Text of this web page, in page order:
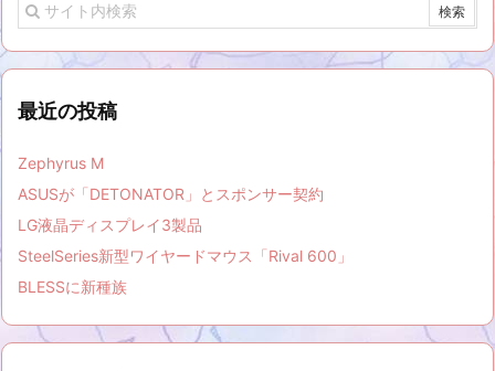
最近の投稿
Zephyrus M
ASUSが「DETONATOR」とスポンサー契約
LG液晶ディスプレイ3製品
SteelSeries新型ワイヤードマウス「Rival 600」
BLESSに新種族